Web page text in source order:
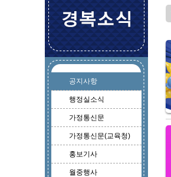
공지사항
행정실소식
가정통신문
가정통신문(교육청)
홍보기사
월중행사